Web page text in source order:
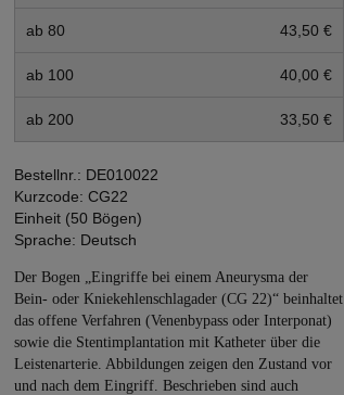
ab 80 43,50 €
ab 100 40,00 €
ab 200 33,50 €
Bestellnr.: DE010022
Kurzcode: CG22
Einheit (50 Bögen)
Sprache: Deutsch
Der Bogen „Eingriffe bei einem Aneurysma der
Bein- oder Kniekehlenschlagader (CG 22)“ beinhaltet
das offene Verfahren (Venenbypass oder Interponat)
sowie die Stentimplantation mit Katheter über die
Leistenarterie. Abbildungen zeigen den Zustand vor
und nach dem Eingriff. Beschrieben sind auch